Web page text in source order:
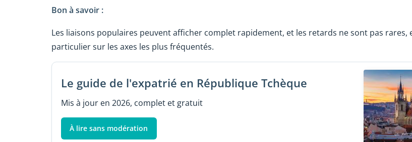
Bon à savoir :
Les liaisons populaires peuvent afficher complet rapidement, et les retards ne sont pas rares,
particulier sur les axes les plus fréquentés.
Le guide de l'expatrié en République Tchèque
Mis à jour en 2026, complet et gratuit
À lire sans modération